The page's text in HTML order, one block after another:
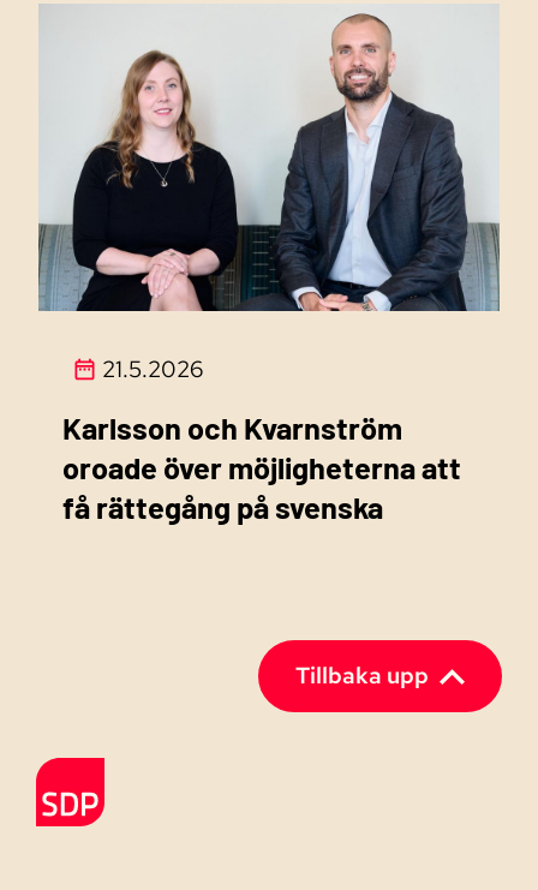
21.5.2026
Karlsson och Kvarnström
oroade över möjligheterna att
få rättegång på svenska
Tillbaka upp
Till förstasidan